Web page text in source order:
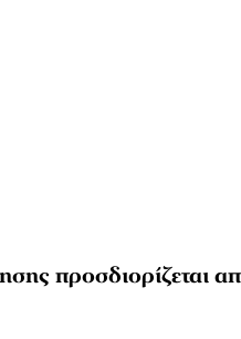
προσδιορίζεται